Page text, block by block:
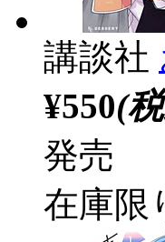
講談社
¥550(
発売
在庫限